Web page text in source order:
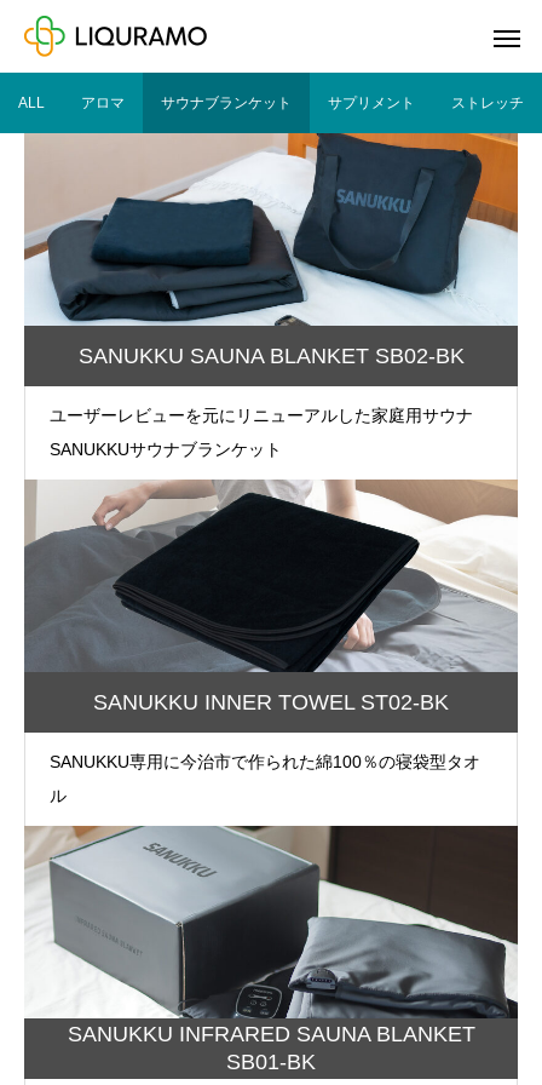
ALL アロマ サウナブランケット サプリメント ストレッチ
SANUKKU SAUNA BLANKET SB02-BK
ユーザーレビューを元にリニューアルした家庭用サウナ
SANUKKUサウナブランケット
SANUKKU INNER TOWEL ST02-BK
SANUKKU専用に今治市で作られた綿100％の寝袋型タオ
ル
SANUKKU INFRARED SAUNA BLANKET
SB01-BK